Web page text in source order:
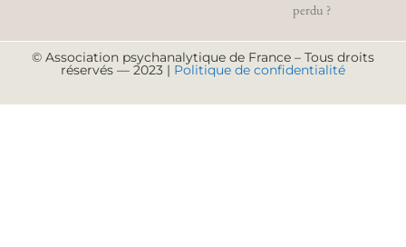
perdu ?
© Association psychanalytique de France – Tous droits
réservés — 2023 | Politique de confidentialité